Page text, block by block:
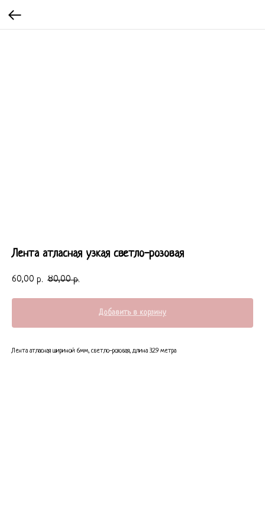
Лента атласная узкая светло-розовая
60,00 р. 80,00 р.
Добавить в корзину
Лента атласная шириной 6мм, светло-розовая, длина 32.9 метра